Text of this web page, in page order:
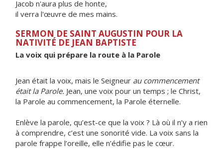
Jacob n'aura plus de honte,
il verra l'œuvre de mes mains.
SERMON DE SAINT AUGUSTIN POUR LA
NATIVITÉ DE JEAN BAPTISTE
La voix qui prépare la route à la Parole
Jean était la voix, mais le Seigneur au commencement
était la Parole. Jean, une voix pour un temps ; le Christ,
la Parole au commencement, la Parole éternelle.
Enlève la parole, qu’est-ce que la voix ? Là où il n’y a rien
à comprendre, c’est une sonorité vide. La voix sans la
parole frappe l’oreille, elle n’édifie pas le cœur.